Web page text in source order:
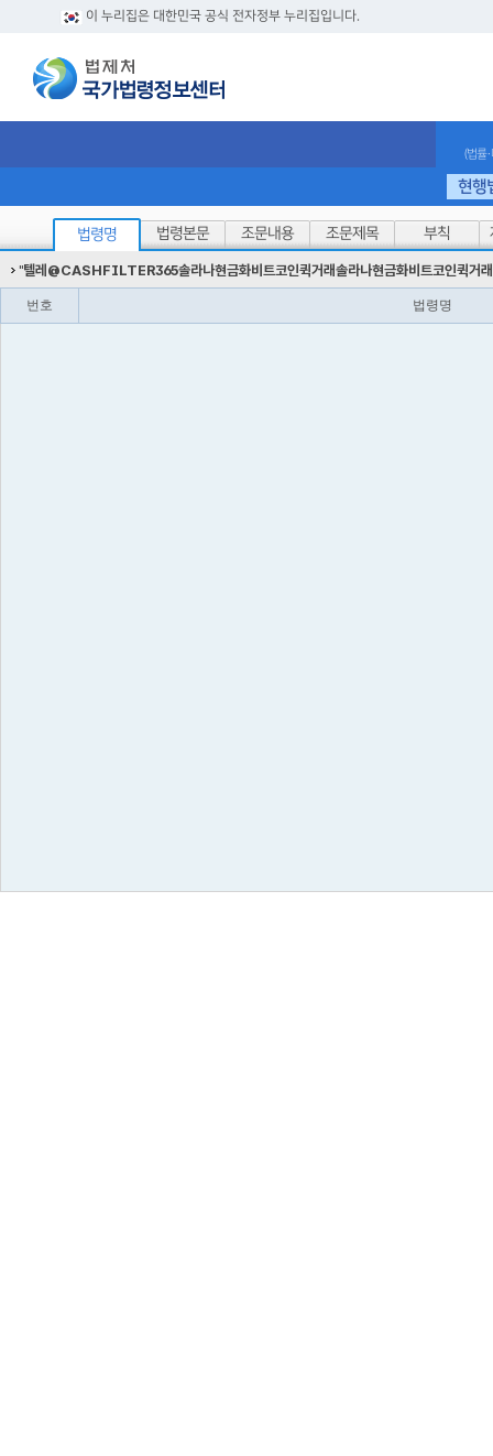
이 누리집은 대한민국 공식 전자정부 누리집입니다.
(법률
현행
법령명 법령본문 조문내용 조문제목 부칙
"텔레@CASHFILTER365솔라나현금화비트코인퀵거래솔라나현금화비트코인퀵거래
번호 법령명